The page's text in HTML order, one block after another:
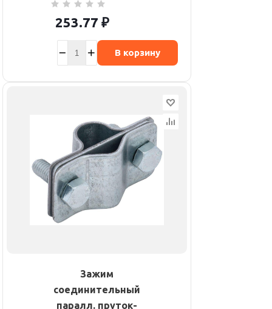
253.77 ₽
В корзину
Зажим
соединительный
паралл. пруток-